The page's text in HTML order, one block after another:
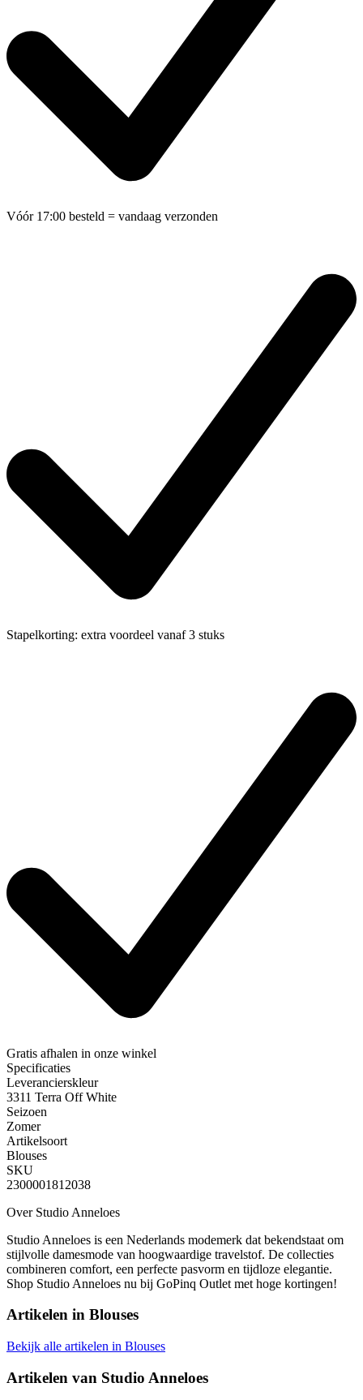
Vóór 17:00 besteld = vandaag verzonden
Stapelkorting: extra voordeel vanaf 3 stuks
Gratis afhalen in onze winkel
Specificaties
Leverancierskleur
3311 Terra Off White
Seizoen
Zomer
Artikelsoort
Blouses
SKU
2300001812038
Over Studio Anneloes
Studio Anneloes is een Nederlands modemerk dat bekendstaat om
stijlvolle damesmode van hoogwaardige travelstof. De collecties
combineren comfort, een perfecte pasvorm en tijdloze elegantie.
Shop Studio Anneloes nu bij GoPinq Outlet met hoge kortingen!
Artikelen in Blouses
Bekijk alle artikelen in Blouses
Artikelen van Studio Anneloes